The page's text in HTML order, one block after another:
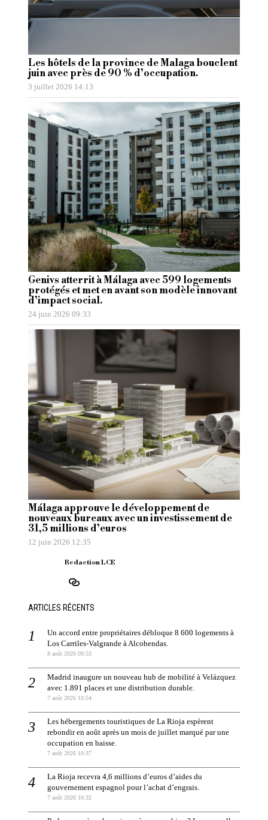
Les hôtels de la province de Malaga bouclent
juin avec près de 90 % d’occupation.
3 juillet 2026 14:13
Genivs atterrit à Málaga avec 599 logements
protégés et met en avant son modèle innovant
d’impact social.
24 juin 2026 09:33
Málaga approuve le développement de
nouveaux bureaux avec un investissement de
31,5 millions d’euros
12 juin 2026 12:35
Redaction LCE
ARTICLES RÉCENTS
Un accord entre propriétaires débloque 8 600 logements à
Los Carriles-Valgrande à Alcobendas.
8 août 2026 09:53
Madrid inaugure un nouveau hub de mobilité à Velázquez
avec 1.891 places et une distribution durable.
7 août 2026 10:54
Les hébergements touristiques de La Rioja espèrent
rebondir en août après un mois de juillet marqué par une
occupation en baisse.
7 août 2026 10:37
La Rioja recevra 4,6 millions d’euros d’aides du
gouvernement espagnol pour l’achat d’engrais.
7 août 2026 10:32